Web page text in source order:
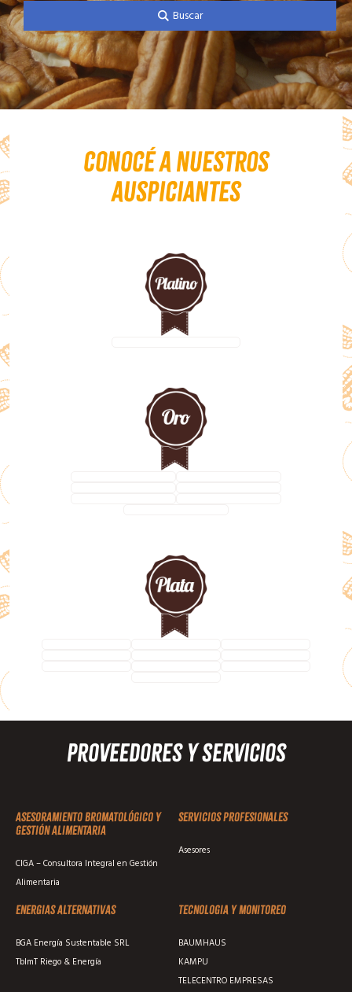
a
r
c
h
.
.
Buscar
Conocé a nuestros
auspiciantes
Proveedores y Servicios
Asesoramiento Bromatológico y
Gestión Alimentaria
CIGA – Consultora Integral en Gestión
Alimentaria
Servicios profesionales
Asesores
Energias alternativas
BGA Energía Sustentable SRL
TblmT Riego & Energía
Tecnologia y monitoreo
BAUMHAUS
KAMPU
TELECENTRO EMPRESAS